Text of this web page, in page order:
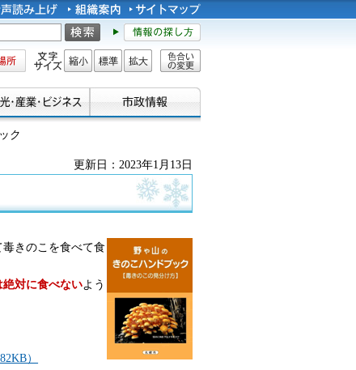
文字サイズ
縮小 標準 拡大
色合い
ク
更新日：2023年1月13日
きのこを食べて食
対に食べないよう
）